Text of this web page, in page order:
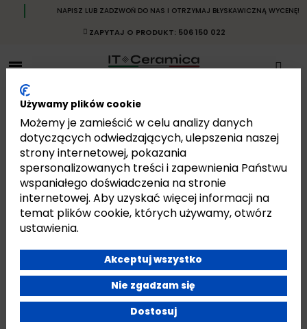
NAPISZ LUB ZADZWOŃ DO NAS I OTRZYMAJ BŁYSKAWICZNĄ WYCENĘ!
ZAPYTAJ O PRODUKT: 506 150 022
LIMESTONE
Strona główna Płytki Płytki Włoskie
Płytki Emilceramica Ergon
Limestone
Pokazano 1-12 z 12 pozycji
Używamy plików cookie
Możemy je zamieścić w celu analizy danych
dotyczących odwiedzających, ulepszenia naszej
strony internetowej, pokazania
spersonalizowanych treści i zapewnienia Państwu
wspaniałego doświadczenia na stronie
internetowej. Aby uzyskać więcej informacji na
temat plików cookie, których używamy, otwórz
ustawienia.
Akceptuj wszystko
Nie zgadzam się
Dostosuj